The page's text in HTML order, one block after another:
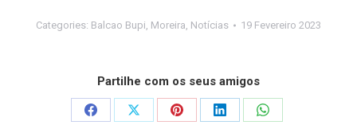
Categories: Balcao Bupi, Moreira, Notícias 19 Fevereiro 2023
Partilhe com os seus amigos
Share
Share
Share
Share
Share